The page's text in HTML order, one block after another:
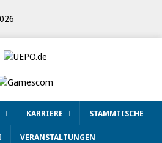
KARRIERE STAMMTISCHE
VERANSTALTUNGEN